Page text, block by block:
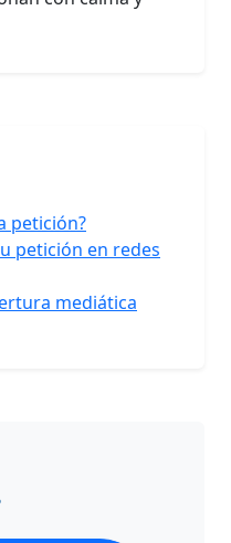
petición?
petición en redes
mediática